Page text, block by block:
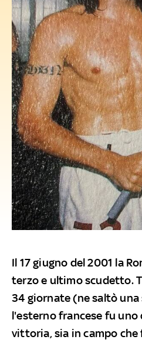
Il 17 giugno del 2001 la
terzo e ultimo scudetto.
34 giornate (ne saltò
l'esterno francese fu uno
vittoria, sia in campo che